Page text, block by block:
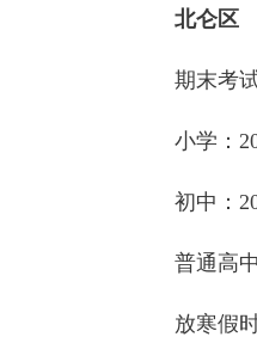
北仑区
期末考试
小学：
初中：
普通高
放寒假时